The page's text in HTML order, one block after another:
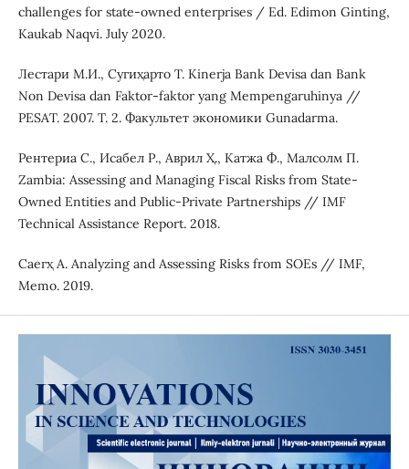
challenges for state-owned enterprises / Ed. Edimon Ginting,
Kaukab Naqvi. July 2020.
Лестари М.И., Сугиҳарто Т. Kinerja Bank Devisa dan Bank
Non Devisa dan Faktor-faktor yang Mempengaruhinya //
PESAT. 2007. Т. 2. Факультет экономики Gunadarma.
Рентериа С., Исабел Р., Аврил Ҳ., Катжа Ф., Малcолм П.
Zambia: Assessing and Managing Fiscal Risks from State-
Owned Entities and Public-Private Partnerships // IMF
Technical Assistance Report. 2018.
Саегҳ А. Analyzing and Assessing Risks from SOEs // IMF,
Memo. 2019.